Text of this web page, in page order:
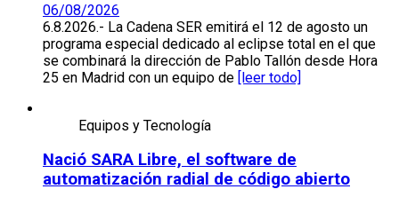
06/08/2026
6.8.2026.- La Cadena SER emitirá el 12 de agosto un
programa especial dedicado al eclipse total en el que
se combinará la dirección de Pablo Tallón desde Hora
25 en Madrid con un equipo de [leer todo]
Equipos y Tecnología
Nació SARA Libre, el software de
automatización radial de código abierto